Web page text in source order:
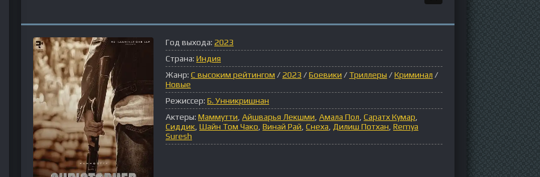
Год выхода: 2023
Страна: Индия
Жанр: С высоким рейтингом /2023 /Боевики /Триллеры /Криминал /
Новые
Режиссер: Б. Унникришнан
Актеры: Маммутти Айшварья Лекшми Амала Пол Саратх Кумар
Сиддик Шайн Том Чако Винай Рай Снеха Дилиш Потхан Remya
Suresh